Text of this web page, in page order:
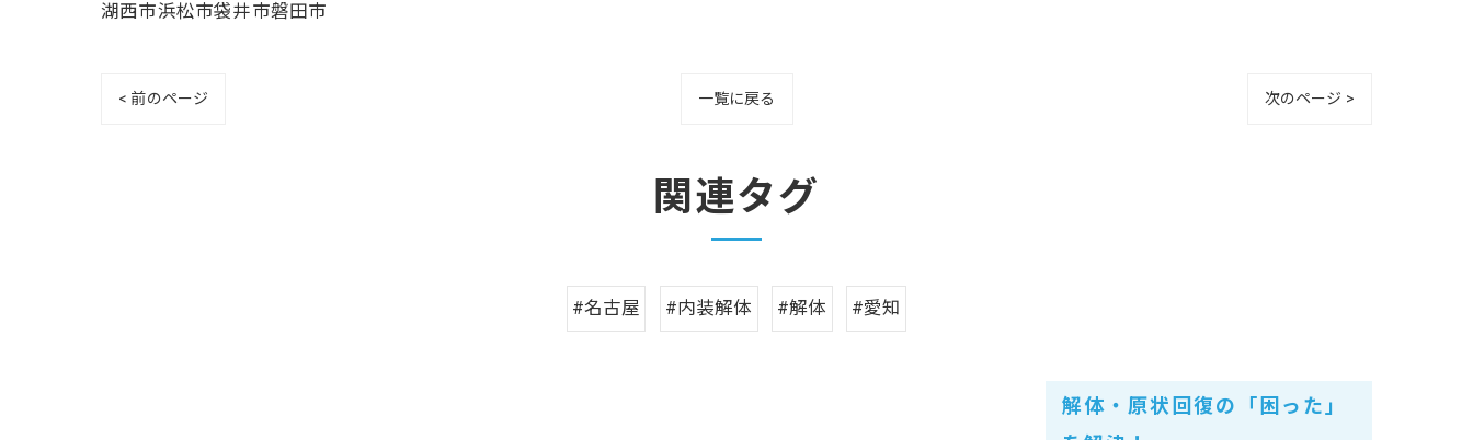
湖西市浜松市袋井市磐田市
< 前のページ 一覧に戻る 次のページ >
関連タグ
#名古屋 #内装解体 #解体 #愛知
解体・原状回復の「困った」